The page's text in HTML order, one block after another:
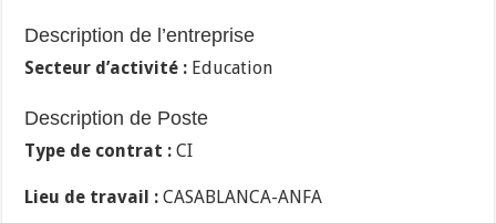
Description de l’entreprise
Secteur d’activité : Education
Description de Poste
Type de contrat :CI
Lieu de travail : CASABLANCA-ANFA